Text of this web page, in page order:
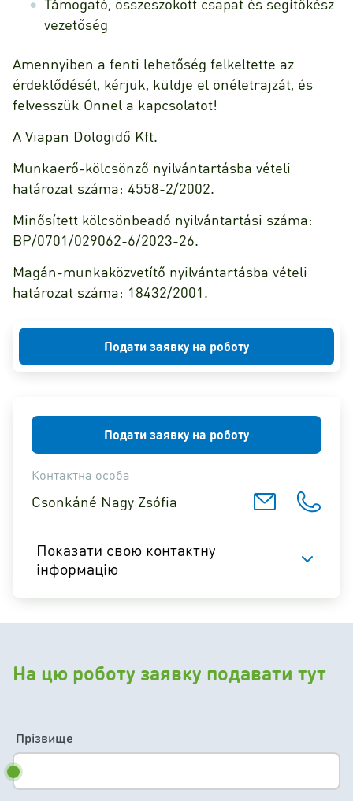
Támogató, összeszokott csapat és segítőkész
vezetőség
Amennyiben a fenti lehetőség felkeltette az
érdeklődését, kérjük, küldje el önéletrajzát, és
felvesszük Önnel a kapcsolatot!
A Viapan Dologidő Kft.
Munkaerő-kölcsönző nyilvántartásba vételi
határozat száma: 4558-2/2002.
Minősített kölcsönbeadó nyilvántartási száma:
BP/0701/029062-6/2023-26.
Magán-munkaközvetítő nyilvántartásba vételi
határozat száma: 18432/2001.
Подати заявку на роботу
Подати заявку на роботу
Контактна особа
Csonkáné Nagy Zsófia
Показати свою контактну
інформацію
На цю роботу заявку подавати тут
Прізвище